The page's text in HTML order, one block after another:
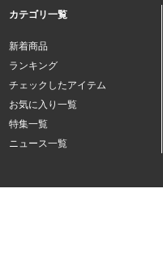
カテゴリ一覧
新着商品
ランキング
チェックしたアイテム
お気に入り一覧
特集一覧
ニュース一覧